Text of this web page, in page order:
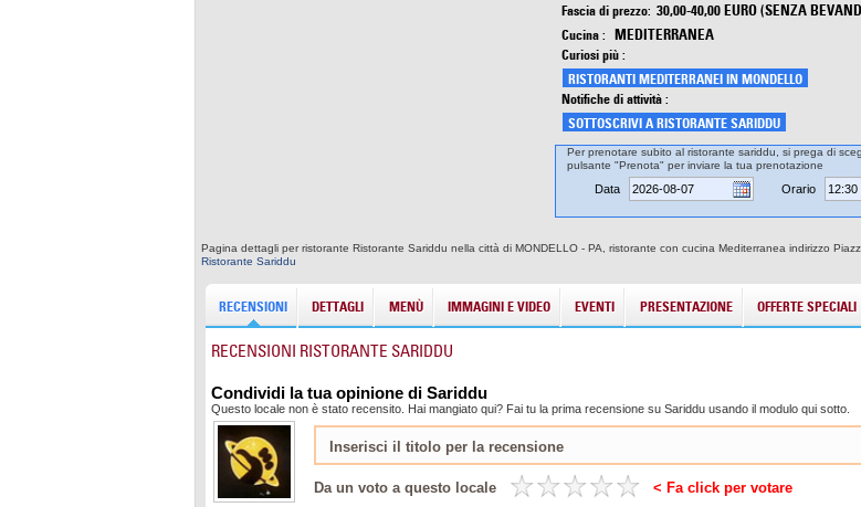
Fascia di prezzo: 30,00-40,00 EURO (SENZA
Cucina : MEDITERRANEA
Curiosi più :
RISTORANTI MEDITERRANEI IN MONDELLO
Notifiche di attività :
SOTTOSCRIVI A RISTORANTE SARIDDU
Per prenotare subito al ristorante sariddu, si prega di
pulsante "Prenota" per inviare la tua prenotazione
Data Orario
Pagina dettagli per ristorante Ristorante Sariddu nella città di MONDELLO - PA, ristorante con cucina Mediterranea indirizzo
Ristorante Sariddu
RECENSIONI DETTAGLI MENÙ IMMAGINI E VIDEO EVENTI PRESENTAZIONE OFFERTE SPECIALI
RECENSIONI RISTORANTE SARIDDU
Condividi la tua opinione di Sariddu
Questo locale non è stato recensito. Hai mangiato qui? Fai tu la prima recensione su Sariddu usando il modulo qui sotto.
Da un voto a questo locale < Fa click per votare